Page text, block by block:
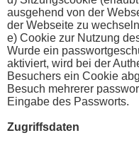
ausgehend von der
der Webseite zu
e) Cookie zur Nutzung
Wurde ein
aktiviert, wird bei der
Besuchers ein Cookie
Besuch mehrerer
Eingabe des Passworts.
Zugriffsdaten